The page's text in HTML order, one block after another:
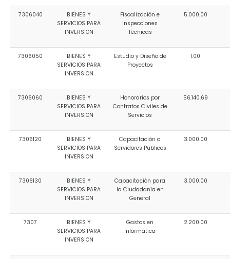
7306040
BIENES Y
SERVICIOS PARA
INVERSION
Fiscalización e
Inspecciones
Técnicas
5.000.00
7306050
BIENES Y
SERVICIOS PARA
INVERSION
Estudio y Diseño de
Proyectos
1.00
7306060
BIENES Y
SERVICIOS PARA
INVERSION
Honorarios por
Contratos Civiles de
Servicios
56.140.69
7306120
BIENES Y
SERVICIOS PARA
INVERSION
Capacitación a
Servidores Públicos
3.000.00
7306130
BIENES Y
SERVICIOS PARA
INVERSION
Capacitación para
la Ciudadanía en
General
3.000.00
7307
BIENES Y
SERVICIOS PARA
INVERSION
Gastos en
Informática
2.200.00